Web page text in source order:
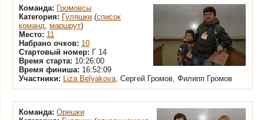
Команда: Громовсы
Категория: Гуляшки (список
команд, маршрут)
Место: 11
Набрано очков: 10
Стартовый номер: Г 14
Время старта: 10:26:00
Время финиша: 16:52:09
Участники: Liza Belyakova, Сергей Громов, Филипп Громов
Команда: Орешки